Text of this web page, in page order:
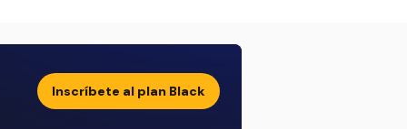
Inscríbete al plan Black